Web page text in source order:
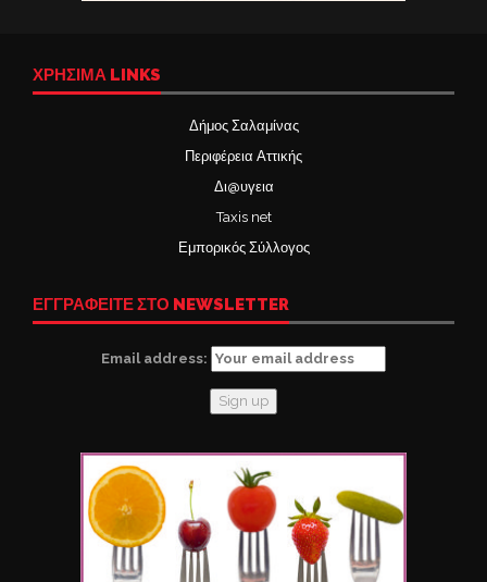
ΧΡΉΣΙΜΑ LINKS
Δήμος Σαλαμίνας
Περιφέρεια Αττικής
Δι@υγεια
Taxis net
Εμπορικός Σύλλογος
ΕΓΓΡΑΦΕΙΤΕ ΣΤΟ NEWSLETTER
Email address: